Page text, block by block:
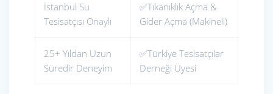
İstanbul Su
Tesisatçısı Onaylı
✅Tıkanıklık Açma &
Gider Açma (Makineli)
25+ Yıldan Uzun
Süredir Deneyim
✅Türkiye Tesisatçılar
Derneği Üyesi